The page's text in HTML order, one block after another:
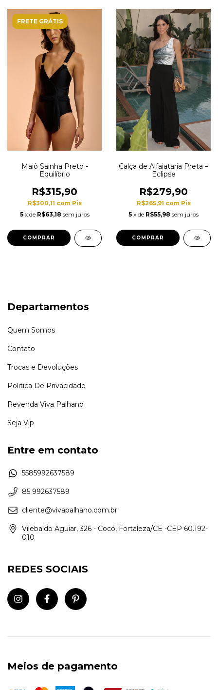
FRETE GRÁTIS
Maiô Sainha Preto -
Equilíbrio
R$315,90
R$300,11 com Pix
5 x de R$63,18 sem juros
COMPRAR
Calça de Alfaiataria Preta –
Eclipse
R$279,90
R$265,91 com Pix
5 x de R$55,98 sem juros
COMPRAR
Departamentos
Quem Somos
Contato
Trocas e Devoluções
Politica De Privacidade
Revenda Viva Palhano
Seja Vip
Entre em contato
5585992637589
85 992637589
cliente@vivapalhano.com.br
Vilebaldo Aguiar, 326 - Cocó, Fortaleza/CE -CEP 60.192-
010
REDES SOCIAIS
Meios de pagamento